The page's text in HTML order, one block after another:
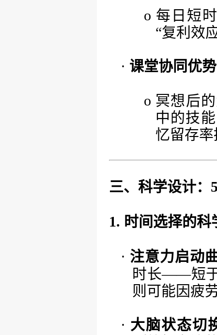
o 每日短
“复利效
· 课堂协同优势
o 冥想后
中的技
忆留存
三、科学设计：
1. 时间选择的科
· 注意力启动
时长——短于
则可能因疲
· 大脑状态切